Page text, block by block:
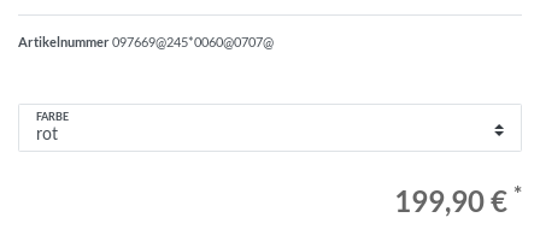
Artikelnummer097669@245*0060@0707@
FARBE
199,90 € *